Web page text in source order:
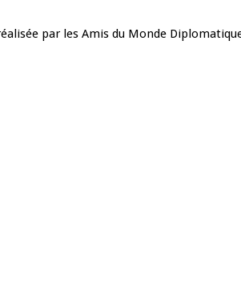
par les Amis du Monde